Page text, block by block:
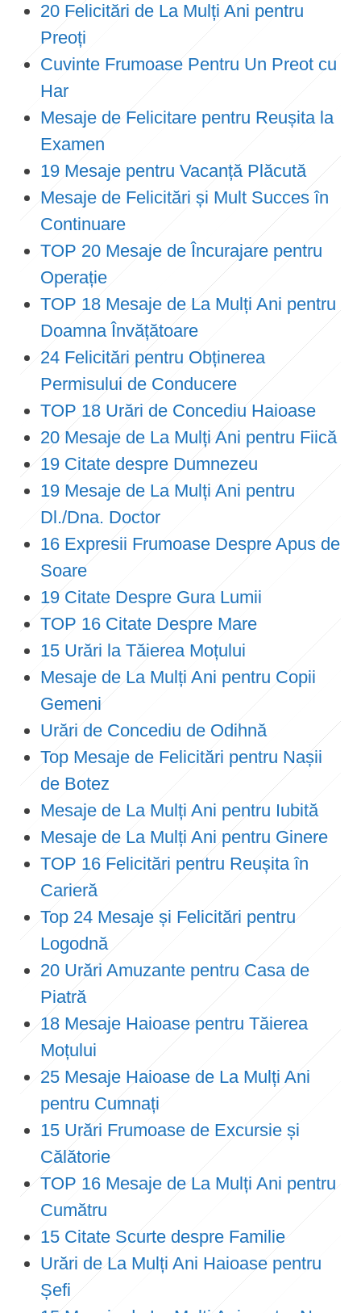
20 Felicitări de La Mulți Ani pentru
Preoți
Cuvinte Frumoase Pentru Un Preot cu
Har
Mesaje de Felicitare pentru Reușita la
Examen
19 Mesaje pentru Vacanță Plăcută
Mesaje de Felicitări și Mult Succes în
Continuare
TOP 20 Mesaje de Încurajare pentru
Operație
TOP 18 Mesaje de La Mulți Ani pentru
Doamna Învățătoare
24 Felicitări pentru Obținerea
Permisului de Conducere
TOP 18 Urări de Concediu Haioase
20 Mesaje de La Mulți Ani pentru Fiică
19 Citate despre Dumnezeu
19 Mesaje de La Mulți Ani pentru
Dl./Dna. Doctor
16 Expresii Frumoase Despre Apus de
Soare
19 Citate Despre Gura Lumii
TOP 16 Citate Despre Mare
15 Urări la Tăierea Moțului
Mesaje de La Mulți Ani pentru Copii
Gemeni
Urări de Concediu de Odihnă
Top Mesaje de Felicitări pentru Nașii
de Botez
Mesaje de La Mulți Ani pentru Iubită
Mesaje de La Mulți Ani pentru Ginere
TOP 16 Felicitări pentru Reușita în
Carieră
Top 24 Mesaje și Felicitări pentru
Logodnă
20 Urări Amuzante pentru Casa de
Piatră
18 Mesaje Haioase pentru Tăierea
Moțului
25 Mesaje Haioase de La Mulți Ani
pentru Cumnați
15 Urări Frumoase de Excursie și
Călătorie
TOP 16 Mesaje de La Mulți Ani pentru
Cumătru
15 Citate Scurte despre Familie
Urări de La Mulți Ani Haioase pentru
Șefi